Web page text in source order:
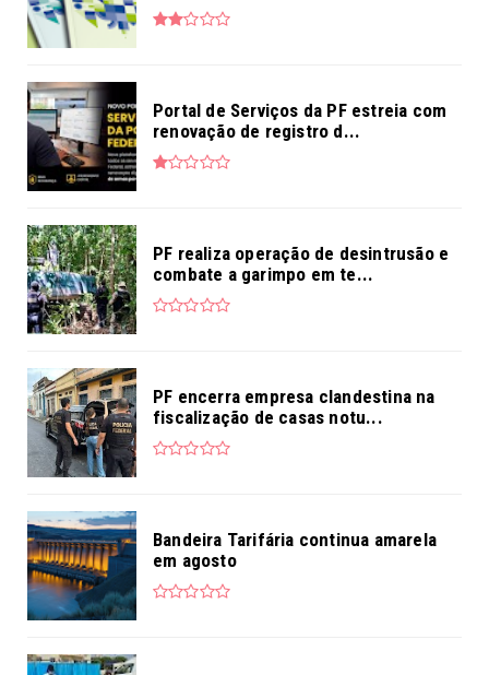
Portal de Serviços da PF estreia com
renovação de registro d...
PF realiza operação de desintrusão e
combate a garimpo em te...
PF encerra empresa clandestina na
fiscalização de casas notu...
Bandeira Tarifária continua amarela
em agosto